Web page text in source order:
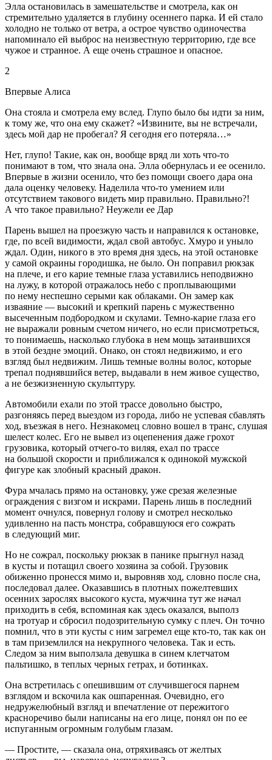
Элла остановилась в замешательстве и смотрела, как он
стремительно удаляется в глубину осеннего парка. И ей стало
холодно не только от ветра, а острое чувство одиночества
напоминало ей выброс на неизвестную территорию, где все
чужое и странное. А еще очень страшное и опасное.
2
Впервые Алиса
Она стояла и смотрела ему вслед. Глупо было бы идти за ним,
к тому же, что она ему скажет? «Извините, вы не встречали,
здесь мой дар не пробегал? Я сегодня его потеряла…»
Нет, глупо! Такие, как он, вообще вряд ли хоть что-то
понимают в том, что знала она. Элла обернулась и ее осенило.
Впервые в жизни осенило, что без помощи своего дара она
дала оценку человеку. Наделила что-то умением или
отсутствием такового видеть мир правильно. Правильно?!
А что такое правильно? Неужели ее Дар
Парень вышел на проезжую часть и направился к остановке,
где, по всей видимости, ждал свой автобус. Хмуро и уныло
ждал. Один, никого в это время дня здесь, на этой остановке
у самой окраины городишка, не было. Он поправил рюкзак
на плече, и его карие темные глаза уставились неподвижно
на лужу, в которой отражалось небо с проплывающими
по нему неспешно серыми как облаками. Он замер как
изваяние — высокий и крепкий парень с мужественно
высеченным подбородком и скулами. Темно-карие глаза его
не выражали ровным счетом ничего, но если присмотреться,
то понимаешь, насколько глубока в нем мощь затаившихся
в этой бездне эмоций. Онако, он стоял недвижимо, и его
взгляд был недвижим. Лишь темные волны волос, которые
трепал поднявшийся ветер, выдавали в нем живое существо,
а не безжизненную скульптуру.
Автомобили ехали по этой трассе довольно быстро,
разгоняясь перед выездом из города, либо не успевая сбавлять
ход, въезжая в него. Незнакомец словно вошел в транс, слушая
шелест колес. Его не вывел из оцепенения даже грохот
грузовика, который отчего-то виляя, ехал по трассе
на большой скорости и приближался к одинокой мужской
фигуре как злобный красный дракон.
Фура мчалась прямо на остановку, уже срезая железные
ограждения с визгом и искрами. Парень лишь в последний
момент очнулся, повернул голову и смотрел несколько
удивленно на пасть монстра, собравшуюся его сожрать
в следующий миг.
Но не сожрал, поскольку рюкзак в панике прыгнул назад
в кусты и потащил своего хозяина за собой. Грузовик
обиженно пронесся мимо и, выровняв ход, словно после сна,
последовал далее. Оказавшись в плотных пожелтевших
осенних зарослях высокого куста, мужчина тут же начал
приходить в себя, вспоминая как здесь оказался, выполз
на тротуар и сбросил подозрительную сумку с плеч. Он точно
помнил, что в эти кусты с ним загремел еще кто-то, так как он
в там приземлился на некрупного человека. Так и есть.
Следом за ним выползала девушка в синем клетчатом
пальтишко, в теплых черных гетрах, и ботинках.
Она встретилась с опешившим от случившегося парнем
взглядом и вскочила как ошпаренная. Очевидно, его
недружелюбный взгляд и впечатление от пережитого
красноречиво были написаны на его лице, понял он по ее
испуганным огромным голубым глазам.
— Простите, — сказала она, отряхиваясь от желтых